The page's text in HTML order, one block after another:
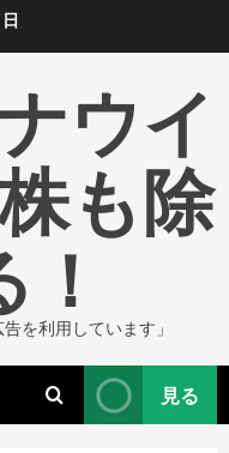
ウイ
も除
！
を利用しています」
見る